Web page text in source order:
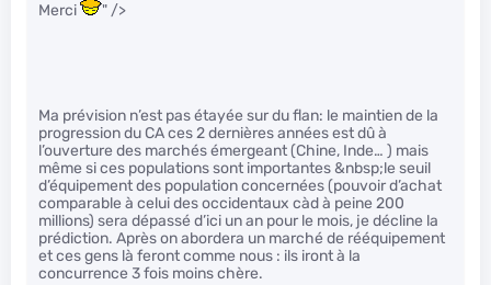
Merci " />
Ma prévision n’est pas étayée sur du flan: le maintien de la
progression du CA ces 2 dernières années est dû à
l’ouverture des marchés émergeant (Chine, Inde… ) mais
même si ces populations sont importantes &nbsp;le seuil
d’équipement des population concernées (pouvoir d’achat
comparable à celui des occidentaux càd à peine 200
millions) sera dépassé d’ici un an pour le mois, je décline la
prédiction. Après on abordera un marché de rééquipement
et ces gens là feront comme nous : ils iront à la
concurrence 3 fois moins chère.